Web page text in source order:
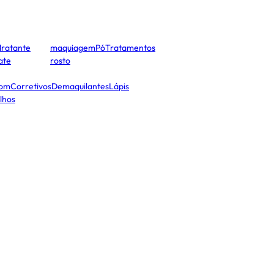
CorretivosDemaquilantesLápis
maquiagemPóTratamentos
rosto